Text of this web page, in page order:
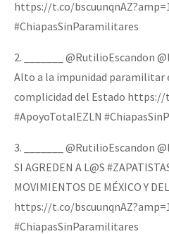
la naturaleza bajo asedio)
COVID-19
Eventos
Contacto
https://t.co/
#ChiapasSinParamilitares
2. _______ @RutilioEscandon
Alto a la impunidad paramilitar
complicidad del Estado https://
#ApoyoTotalEZLN
3. _______ @RutilioEscandon
SI AGREDEN A L@S
MOVIMIENTOS DE MÉXICO Y
https://t.co/
#ChiapasSinParamilitares